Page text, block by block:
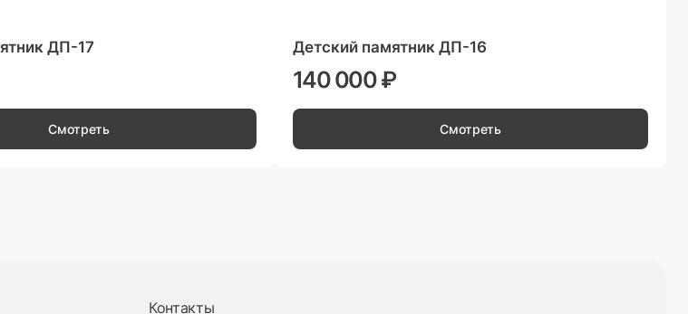
ДП-17
Смотреть
Детский памятник ДП-16
140 000 ₽
Смотреть
Контакты